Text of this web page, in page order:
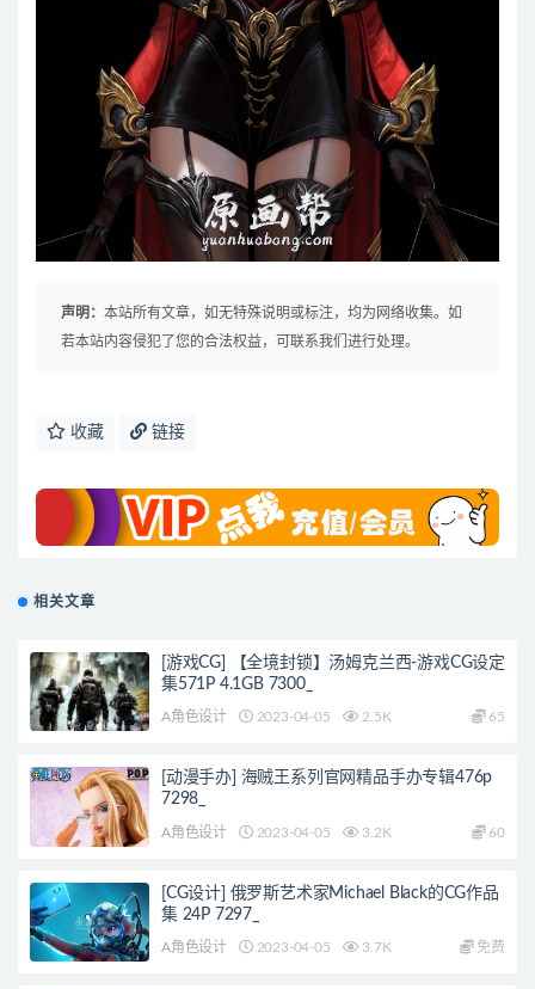
声明： 本站所有文章，如无特殊说明或标注，均为网络收集。如
若本站内容侵犯了您的合法权益，可联系我们进行处理。
收藏 链接
相关文章
[游戏CG] 【全境封锁】汤姆克兰西-游戏CG设定
集571P 4.1GB 7300_
A角色设计 2023-04-05 2.5K 65
[动漫手办] 海贼王系列官网精品手办专辑476p
7298_
A角色设计 2023-04-05 3.2K 60
[CG设计] 俄罗斯艺术家Michael Black的CG作品
集 24P 7297_
A角色设计 2023-04-05 3.7K 免费